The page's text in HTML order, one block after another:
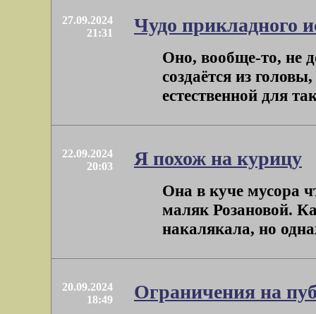
27.09.2024
21:31
Чудо прикладного
Оно, вообще-то, не
создаётся из
естественной для
22.09.2024
20:03
Я похож на курицу
Она в куче мусора
маляк Розановой.
накалякала, но
20.09.2024
18:49
Ограничения на